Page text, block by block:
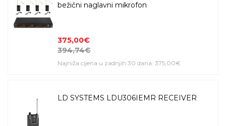
bežični naglavni mikrofon
375,00€
394,74€
Najniža cijena u zadnjih 30 dana: 375,00€
LD SYSTEMS LDU306IEMR RECEIVER